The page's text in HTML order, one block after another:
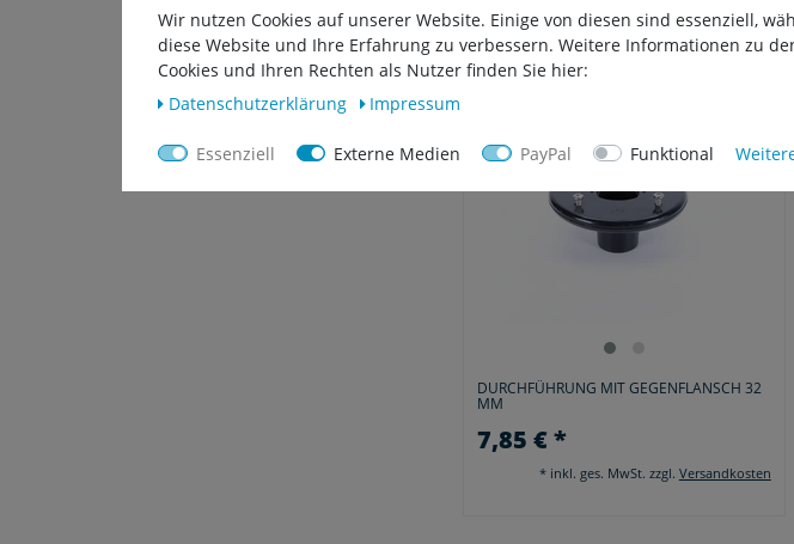
DURCHFÜHRUNG MIT GEGENFLANSCH 32
MM
7,85 € *
* inkl. ges. MwSt. zzgl. Versandkosten
Wir nutzen Cookies auf unserer Website. Einige von diesen sind essenziell,
diese Website und Ihre Erfahrung zu verbessern. Weitere Informationen zu
Cookies und Ihren Rechten als Nutzer finden Sie hier:
Daten­schutz­erklärung
Impressum
Essenziell Externe Medien PayPal Funktional